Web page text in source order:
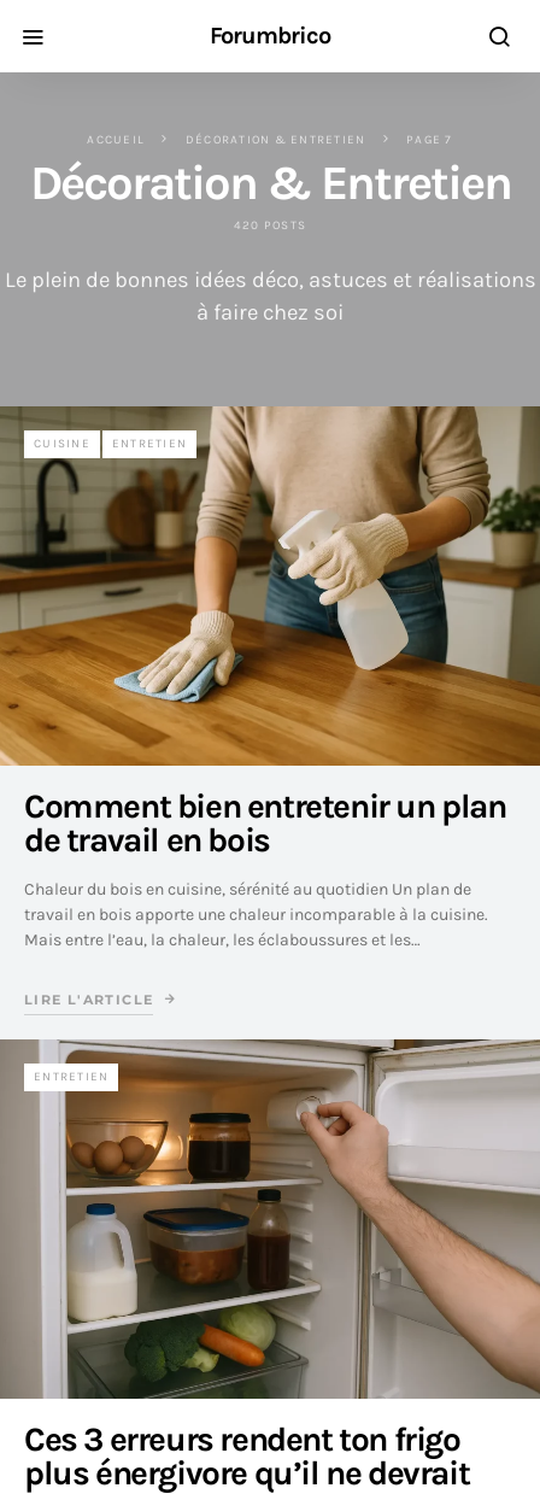
Forumbrico
ACCUEIL DÉCORATION & ENTRETIEN PAGE 7
Décoration & Entretien
420 POSTS
Le plein de bonnes idées déco, astuces et réalisations
à faire chez soi
CUISINE ENTRETIEN
Comment bien entretenir un plan
de travail en bois
Chaleur du bois en cuisine, sérénité au quotidien Un plan de
travail en bois apporte une chaleur incomparable à la cuisine.
Mais entre l’eau, la chaleur, les éclaboussures et les…
LIRE L'ARTICLE
ENTRETIEN
Ces 3 erreurs rendent ton frigo
plus énergivore qu’il ne devrait